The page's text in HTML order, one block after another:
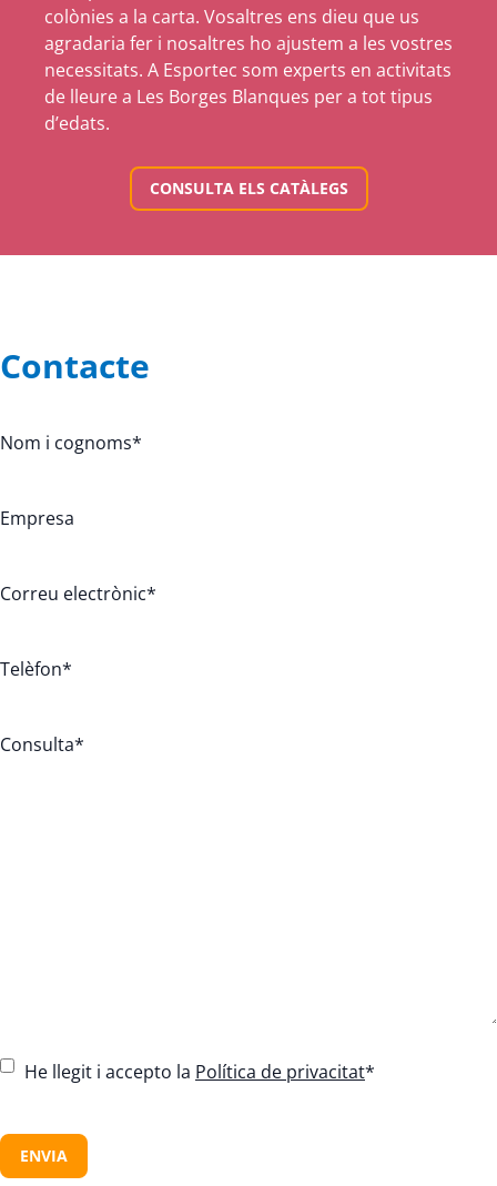
colònies a la carta. Vosaltres ens dieu que us
agradaria fer i nosaltres ho ajustem a les vostres
necessitats. A Esportec som experts en activitats
de lleure a Les Borges Blanques per a tot tipus
d’edats.
CONSULTA ELS CATÀLEGS
Contacte
Nom i cognoms*
Empresa
Correu electrònic*
Telèfon*
Consulta*
C
s
e
He llegit i accepto la Política de privacitat*
A
P